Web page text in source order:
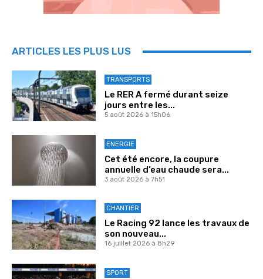
ARTICLES LES PLUS LUS
TRANSPORTS
Le RER A fermé durant seize
jours entre les...
5 août 2026 à 15h06
ENERGIE
Cet été encore, la coupure
annuelle d’eau chaude sera...
3 août 2026 à 7h51
CHANTIER
Le Racing 92 lance les travaux de
son nouveau...
16 juillet 2026 à 8h29
SPORT